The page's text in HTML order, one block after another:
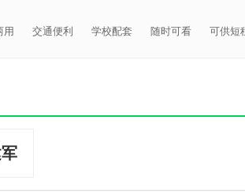
用 交通便利 学校配套 随时可看 可供短